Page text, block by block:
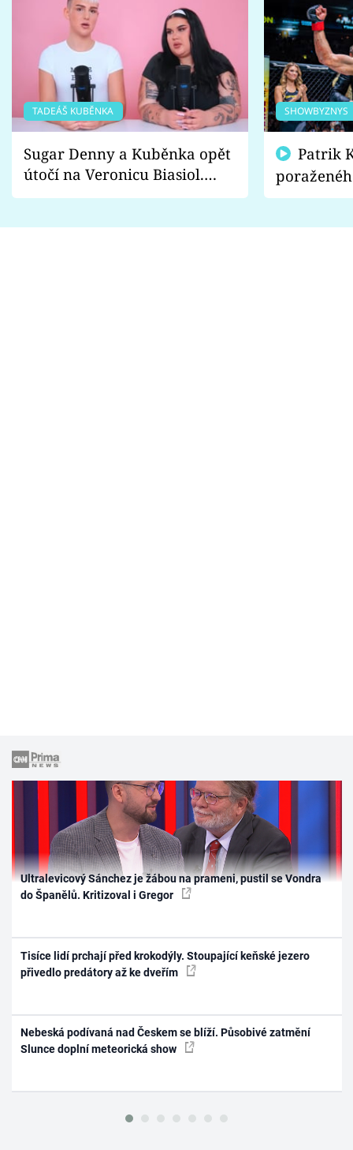
TADEÁŠ KUBĚNKA
Sugar Denny a Kuběnka opět
útočí na Veronicu Biasiol.
Proč je podle nich falešná a
SHOWBYZNYS
fanoušci
Ultralevicový Sánchez je žábou na prameni, pustil se Vondra
do Španělů. Kritizoval i Gregor
Tisíce lidí prchají před krokodýly. Stoupající keňské jezero
přivedlo predátory až ke dveřím
Nebeská podívaná nad Českem se blíží. Působivé zatmění
Slunce doplní meteorická show